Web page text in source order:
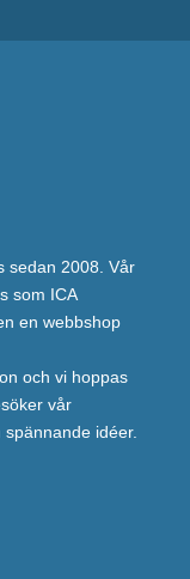
sedan 2008. Vår
som ICA
en webbshop
och vi hoppas
vår
idéer.